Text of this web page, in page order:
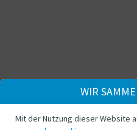
WIR
Mit der Nutzung dieser Website